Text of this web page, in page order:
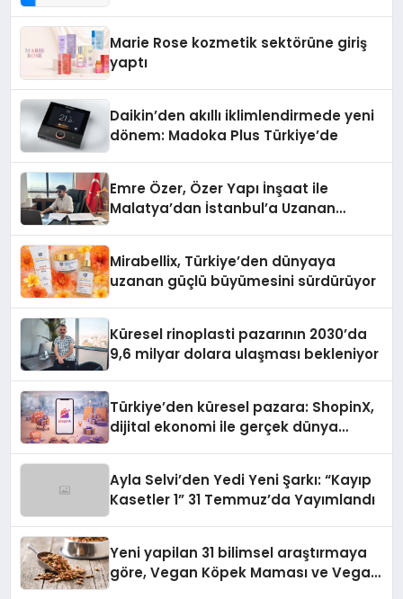
Marie Rose kozmetik sektörüne giriş
yaptı
Daikin’den akıllı iklimlendirmede yeni
dönem: Madoka Plus Türkiye’de
Emre Özer, Özer Yapı İnşaat ile
Malatya’dan İstanbul’a Uzanan
Mirabellix, Türkiye’den dünyaya
uzanan güçlü büyümesini sürdürüyor
Küresel rinoplasti pazarının 2030’da
9,6 milyar dolara ulaşması bekleniyor
Türkiye’den küresel pazara: ShopinX,
dijital ekonomi ile gerçek dünya
Ayla Selvi’den Yedi Yeni Şarkı: “Kayıp
Kasetler 1” 31 Temmuz’da Yayımlandı
Yeni yapilan 31 bilimsel araştırmaya
göre, Vegan Köpek Maması ve Vegan